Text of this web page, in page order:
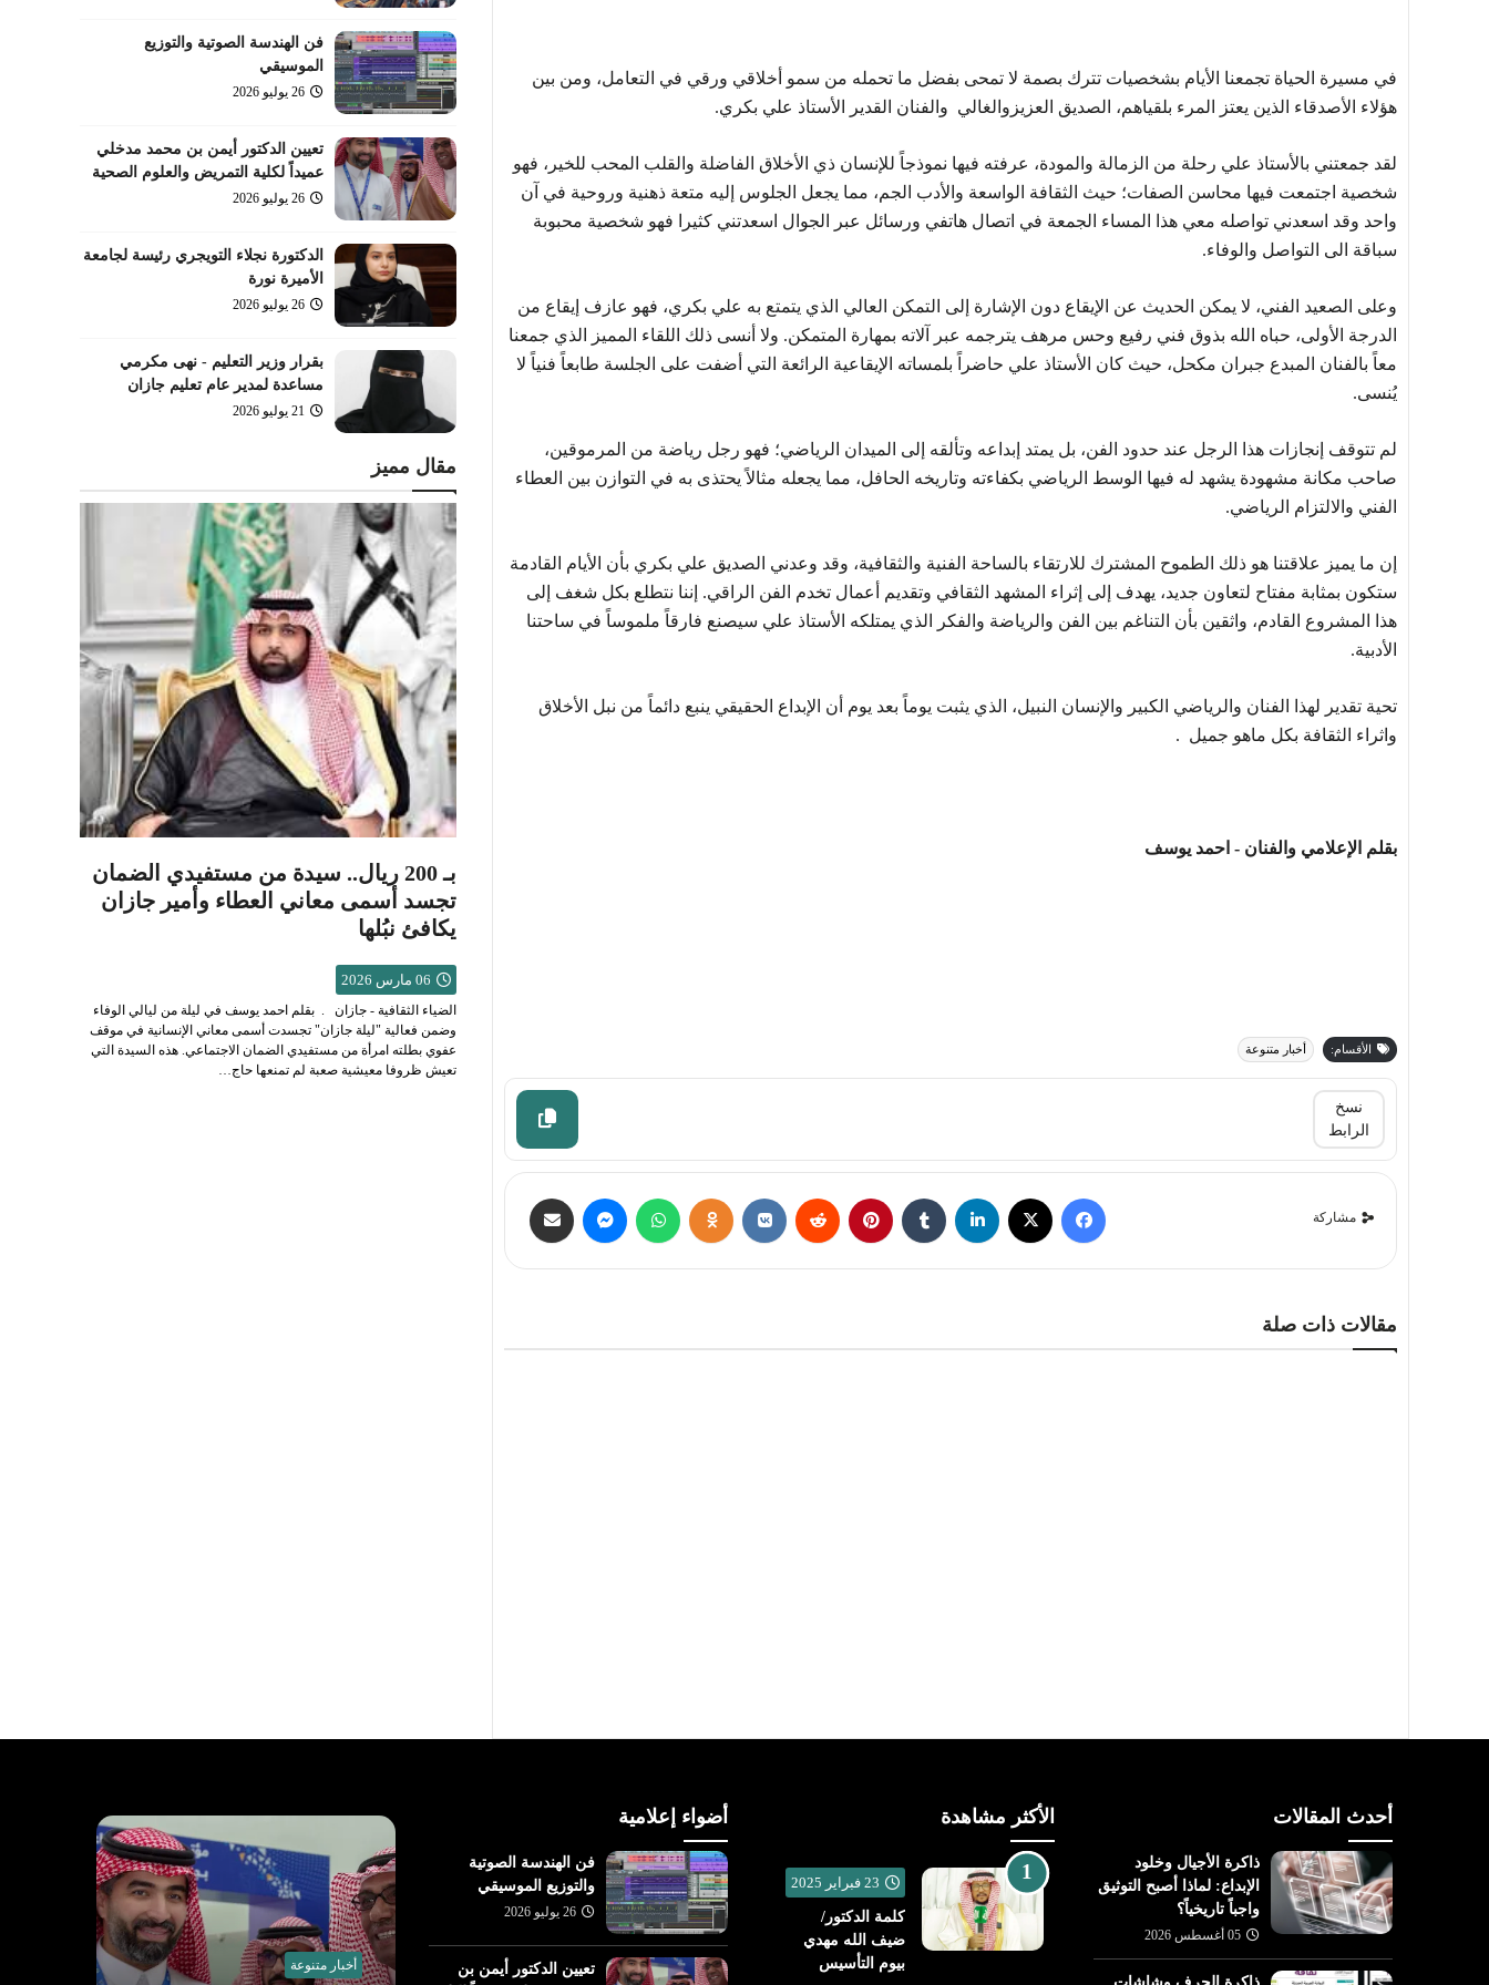
في مسيرة الحياة تجمعنا الأيام بشخصيات تترك بصمة لا تمحى بفضل ما تحمله من سمو أخلاقي ورقي في التعامل، ومن بين
هؤلاء الأصدقاء الذين يعتز المرء بلقياهم، الصديق العزيزوالغالي والفنان القدير الأستاذ علي بكري.
لقد جمعتني بالأستاذ علي رحلة من الزمالة والمودة، عرفته فيها نموذجاً للإنسان ذي الأخلاق الفاضلة والقلب المحب للخير، فهو
شخصية اجتمعت فيها محاسن الصفات؛ حيث الثقافة الواسعة والأدب الجم، مما يجعل الجلوس إليه متعة ذهنية وروحية في آن
واحد وقد اسعدني تواصله معي هذا المساء الجمعة في اتصال هاتفي ورسائل عبر الجوال اسعدتني كثيرا فهو شخصية محبوبة
سباقة الى التواصل والوفاء.
وعلى الصعيد الفني، لا يمكن الحديث عن الإيقاع دون الإشارة إلى التمكن العالي الذي يتمتع به علي بكري، فهو عازف إيقاع من
الدرجة الأولى، حباه الله بذوق فني رفيع وحس مرهف يترجمه عبر آلاته بمهارة المتمكن. ولا أنسى ذلك اللقاء المميز الذي جمعنا
معاً بالفنان المبدع جبران مكحل، حيث كان الأستاذ علي حاضراً بلمساته الإيقاعية الرائعة التي أضفت على الجلسة طابعاً فنياً لا
يُنسى.
لم تتوقف إنجازات هذا الرجل عند حدود الفن، بل يمتد إبداعه وتألقه إلى الميدان الرياضي؛ فهو رجل رياضة من المرموقين،
صاحب مكانة مشهودة يشهد له فيها الوسط الرياضي بكفاءته وتاريخه الحافل، مما يجعله مثالاً يحتذى به في التوازن بين العطاء
الفني والالتزام الرياضي.
إن ما يميز علاقتنا هو ذلك الطموح المشترك للارتقاء بالساحة الفنية والثقافية، وقد وعدني الصديق علي بكري بأن الأيام القادمة
ستكون بمثابة مفتاح لتعاون جديد، يهدف إلى إثراء المشهد الثقافي وتقديم أعمال تخدم الفن الراقي. إننا نتطلع بكل شغف إلى
هذا المشروع القادم، واثقين بأن التناغم بين الفن والرياضة والفكر الذي يمتلكه الأستاذ علي سيصنع فارقاً ملموساً في ساحتنا
الأدبية.
تحية تقدير لهذا الفنان والرياضي الكبير والإنسان النبيل، الذي يثبت يوماً بعد يوم أن الإبداع الحقيقي ينبع دائماً من نبل الأخلاق
واثراء الثقافة بكل ماهو جميل .
بقلم الإعلامي والفنان - احمد يوسف
الأقسام: أخبار متنوعة
نسخ
الرابط
مشاركة
مقالات ذات صلة
فن الهندسة الصوتية والتوزيع
الموسيقي
26 يوليو 2026
تعيين الدكتور أيمن بن محمد مدخلي
عميداً لكلية التمريض والعلوم الصحية
26 يوليو 2026
الدكتورة نجلاء التويجري رئيسة لجامعة
الأميرة نورة
26 يوليو 2026
بقرار وزير التعليم - نهى مكرمي
مساعدة لمدير عام تعليم جازان
21 يوليو 2026
مقال مميز
بـ 200 ريال.. سيدة من مستفيدي الضمان
تجسد أسمى معاني العطاء وأمير جازان
يكافئ نبُلها
06 مارس 2026
الضياء الثقافية - جازان . بقلم احمد يوسف في ليلة من ليالي الوفاء
وضمن فعالية "ليلة جازان" تجسدت أسمى معاني الإنسانية في موقف
عفوي بطلته امرأة من مستفيدي الضمان الاجتماعي. هذه السيدة التي
تعيش ظروفا معيشية صعبة لم تمنعها حاج…
أحدث المقالات
ذاكرة الأجيال وخلود
الإبداع: لماذا أصبح التوثيق
واجباً تاريخياً؟
05 أغسطس 2026
الأكثر مشاهدة
23 فبراير 2025
كلمة الدكتور/
ضيف الله مهدي
بيوم التأسيس
أضواء إعلامية
فن الهندسة الصوتية
والتوزيع الموسيقي
26 يوليو 2026
تعيين الدكتور أيمن بن أخبار متنوعة